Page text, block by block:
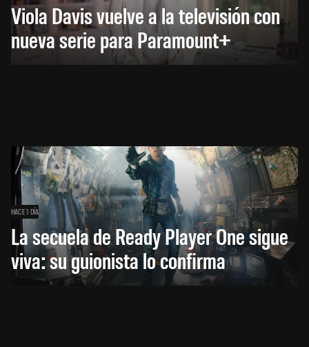
Viola Davis vuelve a la televisión con
nueva serie para Paramount+
HACE 1 DÍA
La secuela de Ready Player One sigue
viva: su guionista lo confirma